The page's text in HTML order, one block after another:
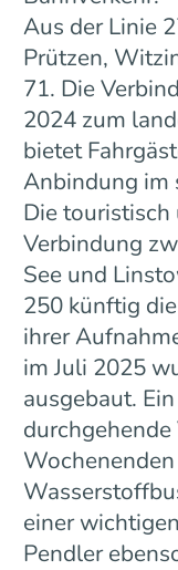
Aus der Linie
Prützen,
71. Die
2024 zum
bietet
Anbindung im
Die
Verbindung
See und
250 künftig
ihrer
im Juli 2025
ausgebaut.
einer
Pendler